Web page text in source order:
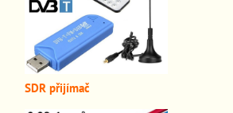
SDR přijímač